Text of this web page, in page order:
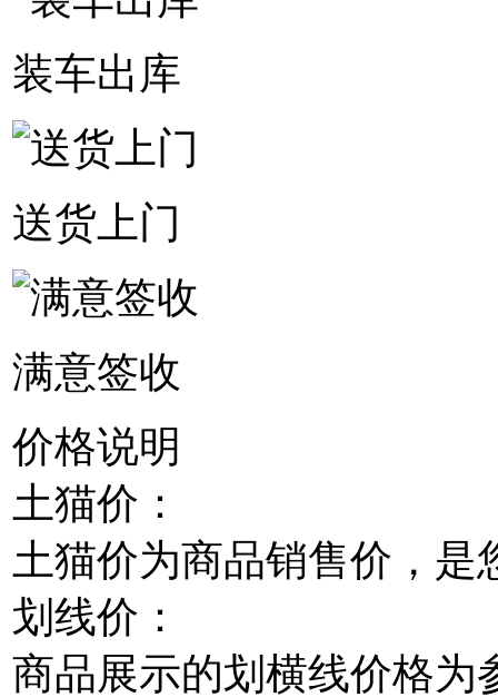
装车出库
送货上门
满意签收
价格说明
土猫价：
土猫价为商品销售价，
划线价：
商品展示的划横线价格为